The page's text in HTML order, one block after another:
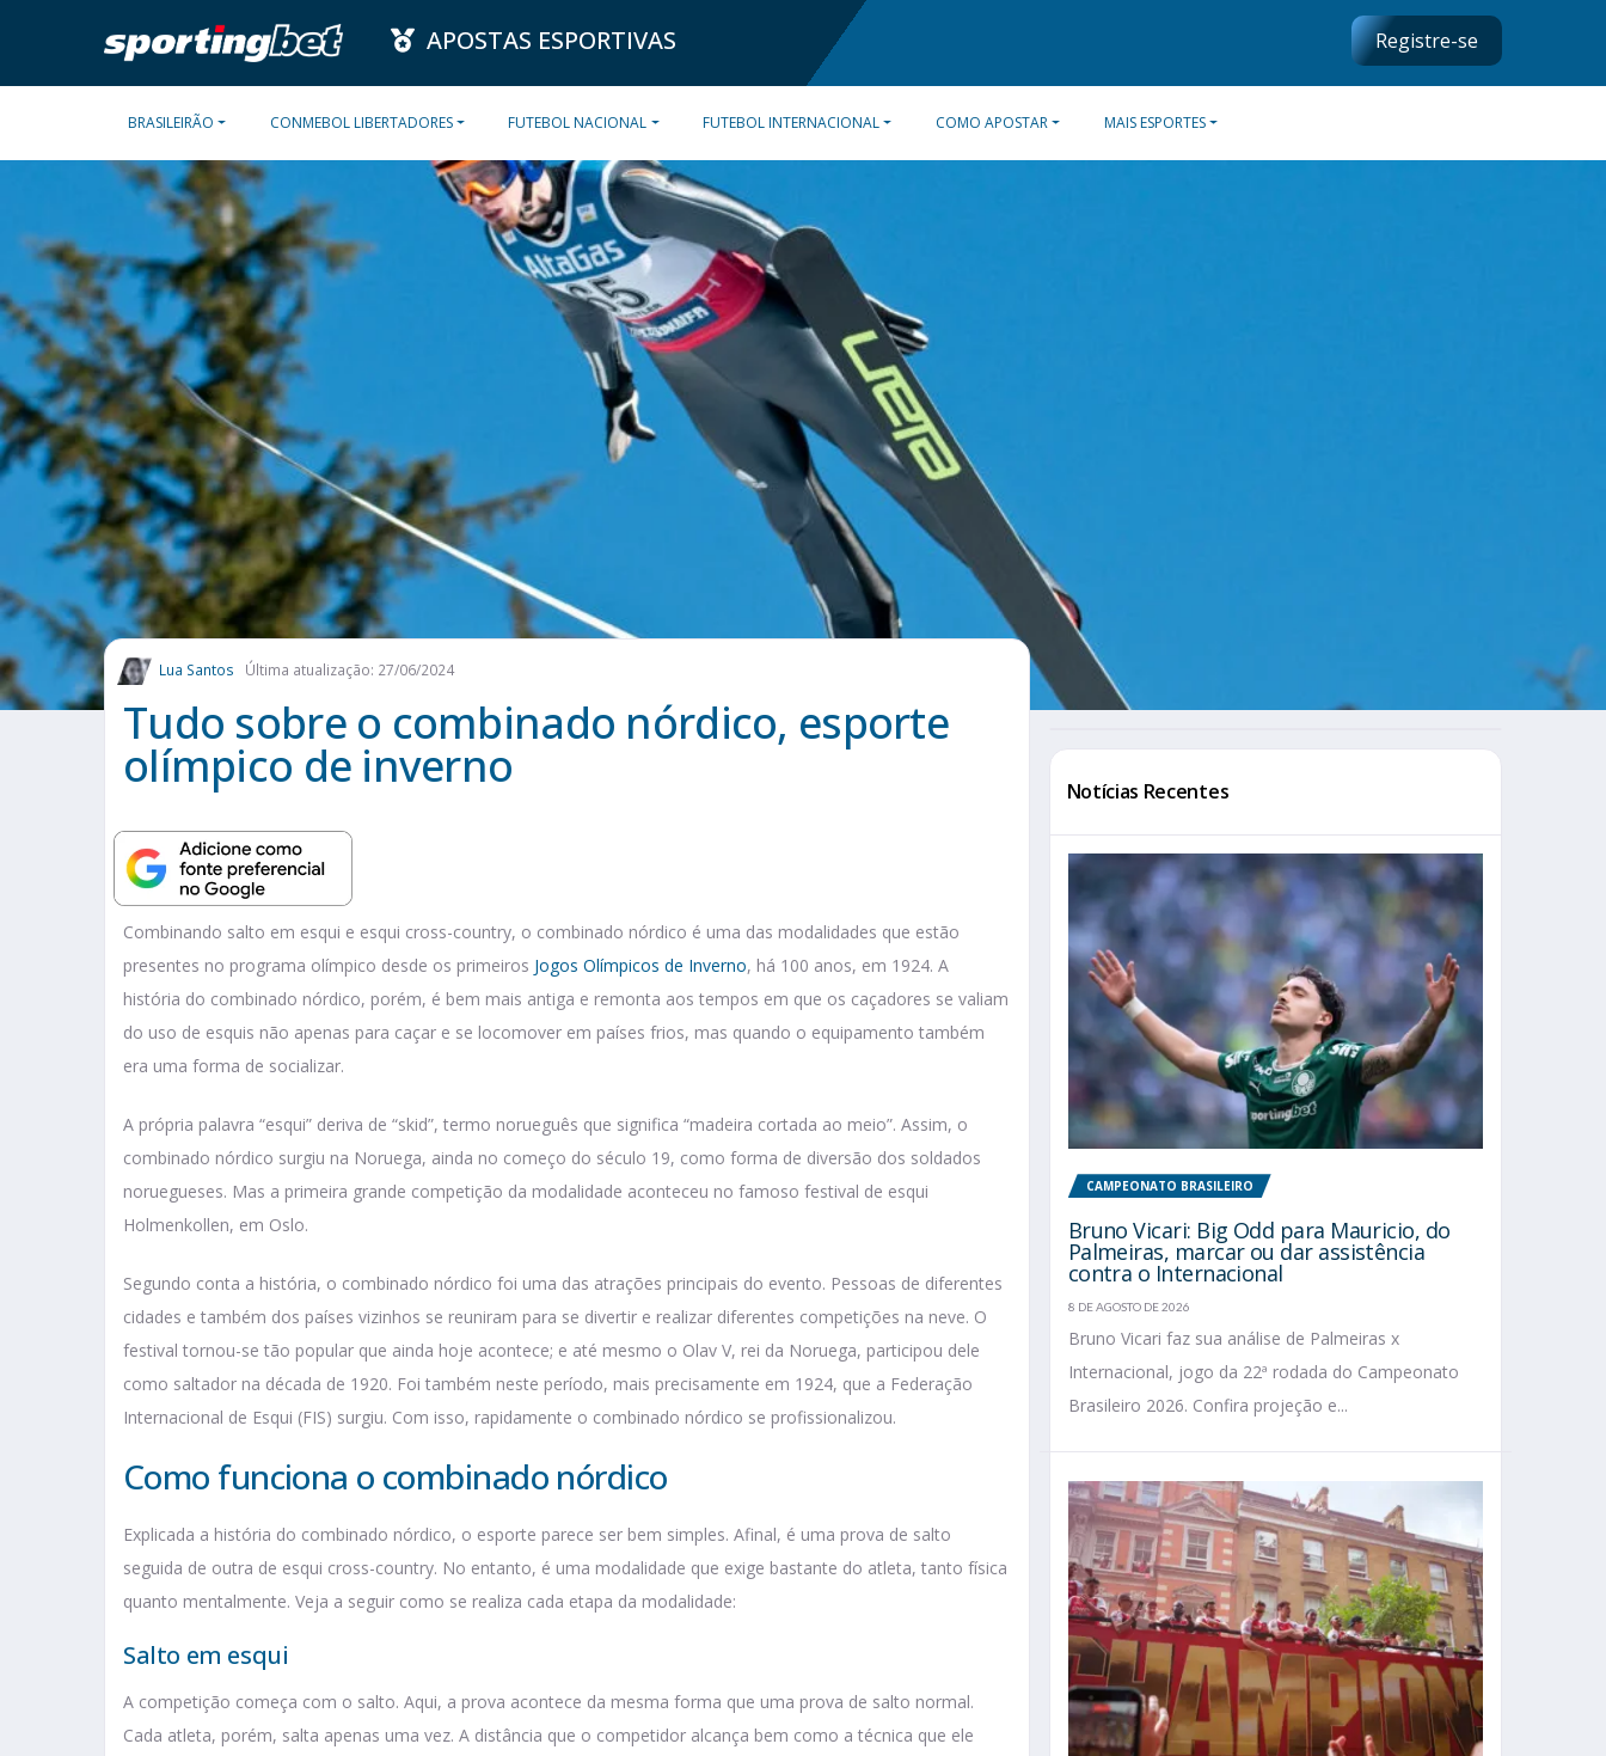
APOSTAS ESPORTIVAS Registre-se
BRASILEIRÃO CONMEBOL LIBERTADORES FUTEBOL NACIONAL FUTEBOL INTERNACIONAL COMO APOSTAR MAIS ESPORTES
Lua Santos Última atualização: 27/06/2024
Tudo sobre o combinado nórdico, esporte
olímpico de inverno
Combinando salto em esqui e esqui cross-country, o combinado nórdico é uma das modalidades que estão
presentes no programa olímpico desde os primeiros Jogos Olímpicos de Inverno, há 100 anos, em 1924. A
história do combinado nórdico, porém, é bem mais antiga e remonta aos tempos em que os caçadores se valiam
do uso de esquis não apenas para caçar e se locomover em países frios, mas quando o equipamento também
era uma forma de socializar.
A própria palavra “esqui” deriva de “skid”, termo norueguês que significa “madeira cortada ao meio”. Assim, o
combinado nórdico surgiu na Noruega, ainda no começo do século 19, como forma de diversão dos soldados
noruegueses. Mas a primeira grande competição da modalidade aconteceu no famoso festival de esqui
Holmenkollen, em Oslo.
Segundo conta a história, o combinado nórdico foi uma das atrações principais do evento. Pessoas de diferentes
cidades e também dos países vizinhos se reuniram para se divertir e realizar diferentes competições na neve. O
festival tornou-se tão popular que ainda hoje acontece; e até mesmo o Olav V, rei da Noruega, participou dele
como saltador na década de 1920. Foi também neste período, mais precisamente em 1924, que a Federação
Internacional de Esqui (FIS) surgiu. Com isso, rapidamente o combinado nórdico se profissionalizou.
Como funciona o combinado nórdico
Explicada a história do combinado nórdico, o esporte parece ser bem simples. Afinal, é uma prova de salto
seguida de outra de esqui cross-country. No entanto, é uma modalidade que exige bastante do atleta, tanto física
quanto mentalmente. Veja a seguir como se realiza cada etapa da modalidade:
Salto em esqui
A competição começa com o salto. Aqui, a prova acontece da mesma forma que uma prova de salto normal.
Cada atleta, porém, salta apenas uma vez. A distância que o competidor alcança bem como a técnica que ele
Notícias Recentes
CAMPEONATO BRASILEIRO
Bruno Vicari: Big Odd para Mauricio, do
Palmeiras, marcar ou dar assistência
contra o Internacional
8 DE AGOSTO DE 2026
Bruno Vicari faz sua análise de Palmeiras x
Internacional, jogo da 22ª rodada do Campeonato
Brasileiro 2026. Confira projeção e...